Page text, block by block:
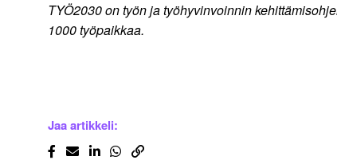
TYÖ2030 on työn ja työhyvinvoinnin
1000 työpaikkaa.
Jaa artikkeli: